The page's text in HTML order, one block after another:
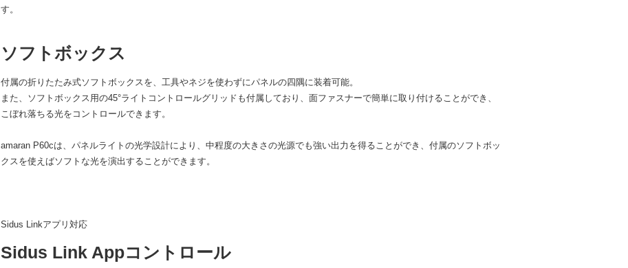
す。
ソフトボックス
付属の折りたたみ式ソフトボックスを、工具やネジを使わずにパネルの四隅に装着可能。
また、ソフトボックス用の45°ライトコントロールグリッドも付属しており、面ファスナーで簡単に取り付けることができ、
こぼれ落ちる光をコントロールできます。
amaran P60cは、パネルライトの光学設計により、中程度の大きさの光源でも強い出力を得ることができ、付属のソフトボッ
クスを使えばソフトな光を演出することができます。
Sidus Linkアプリ対応
Sidus Link Appコントロール